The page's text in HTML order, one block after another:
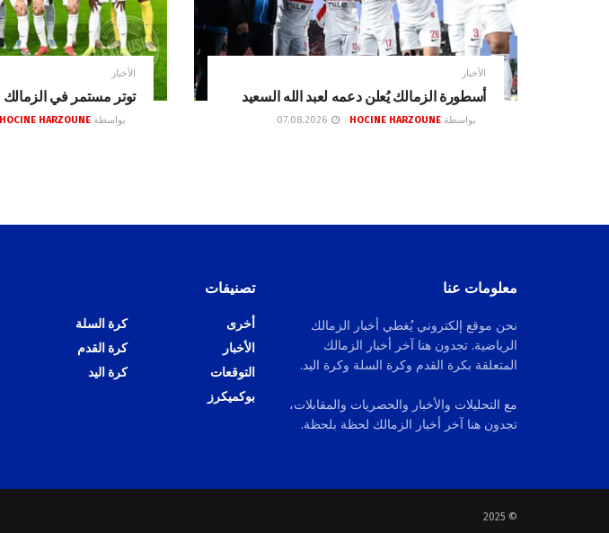
الأخبار
أسطورة الزمالك يُعلن دعمه لعبد الله السعيد
بواسطة HOCINE HARZOUNE
الأخبار
توتر مستمر في الزمالك
بواسطة HOCINE HARZOUNE
معلومات عنا
نحن موقع إلكتروني يُغطي أخبار الزمالك
الرياضية. تجدون هنا آخر أخبار الزمالك
المتعلقة بكرة القدم وكرة السلة وكرة اليد.
مع التحليلات والأخبار والحصريات والمقابلات،
تجدون هنا آخر أخبار الزمالك لحظة بلحظة.
تصنيفات
أخرى
الأخبار
التوقعات
بوكميكرز
كرة السلة
كرة القدم
كرة اليد
© 2025